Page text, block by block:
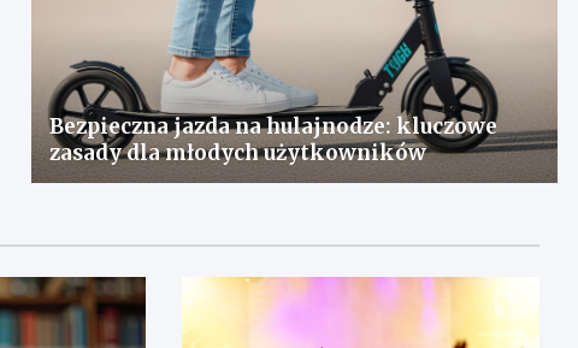
Bezpieczna jazda na hulajnodze: kluczowe
zasady dla młodych użytkowników